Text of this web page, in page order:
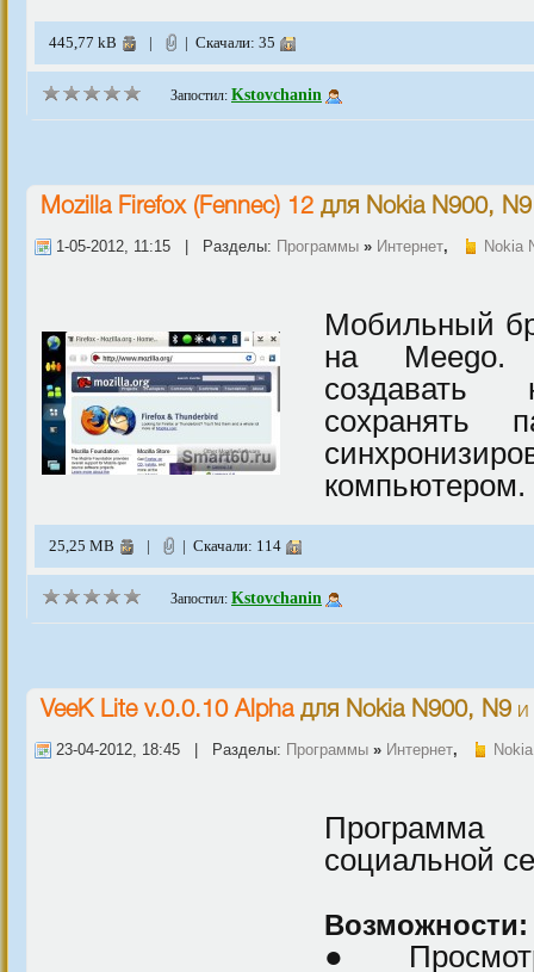
445,77 kB | | Скачали: 35
Запостил: Kstovchanin
Mozilla Firefox (Fennec) 12 для Nokia N900, N9
1-05-2012, 11:15 | Разделы: Программы » Интернет, Nokia
Мобильный
на Meego.
создавать
компьютером.
25,25 MB | | Скачали: 114
Запостил: Kstovchanin
VeeK Lite v.0.0.10 Alphaдля Nokia N900, N9 и
23-04-2012, 18:45 | Разделы: Программы » Интернет,
социальной
Возможности:
●